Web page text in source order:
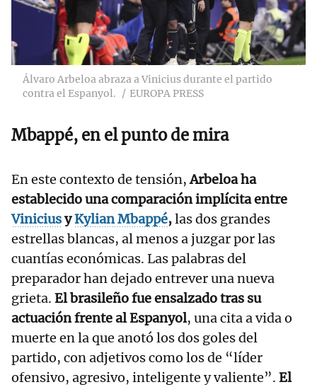
Álvaro Arbeloa abraza a Vinicius durante el partido
contra el Espanyol.
EUROPA PRESS
Mbappé, en el punto de mira
En este contexto de tensión,Arbeloa ha
establecido una comparación implícita entre
ViniciusyKylian Mbappé,las dos grandes
estrellas blancas, al menos a juzgar por las
cuantías económicas. Las palabras del
preparador han dejado entrever una nueva
grieta. El brasileño fue ensalzado tras su
actuación frente al Espanyol, una cita a vida o
muerte en la que anotó los dos goles del
partido, con adjetivos como los de “líder
ofensivo, agresivo, inteligente y valiente”. El